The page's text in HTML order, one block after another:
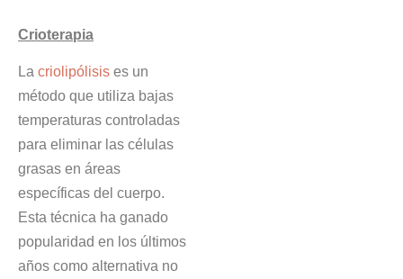
Crioterapia
La criolipólisis es un
método que utiliza bajas
temperaturas controladas
para eliminar las células
grasas en áreas
específicas del cuerpo.
Esta técnica ha ganado
popularidad en los últimos
años como alternativa no